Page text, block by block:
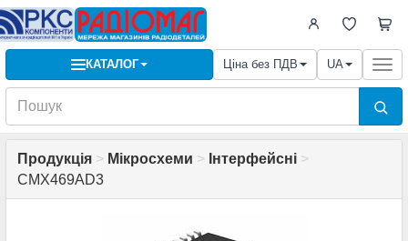
КАТАЛОГ Ціна без ПДВ UA
Продукція > Мікросхеми > Інтерфейсні >
CMX469AD3